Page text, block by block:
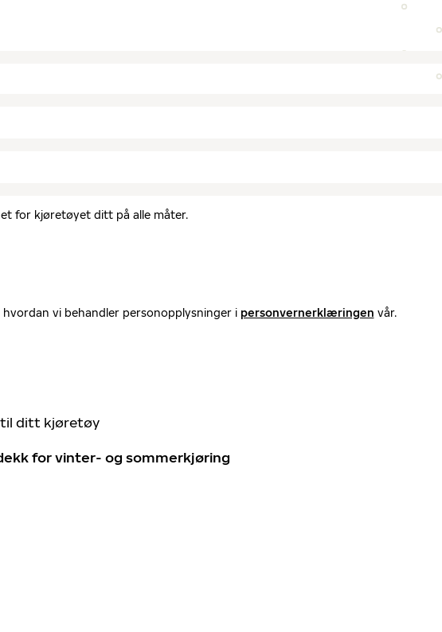
for kjøretøyet ditt på alle måter.
vi behandler personopplysninger i personvernerklæringen vår.
til ditt kjøretøy
for vinter- og sommerkjøring